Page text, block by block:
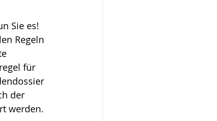
Sie es!
Regeln
für
der
werden.